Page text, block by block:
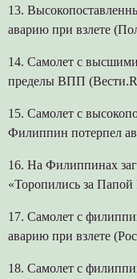
13.
аварию при взлете
14. Самолет с
пределы ВПП
15. Самолет с
Филиппин потерпел
16. На Филиппинах
«Торопились за
17. Самолет с
аварию при взлете
18. Самолет с